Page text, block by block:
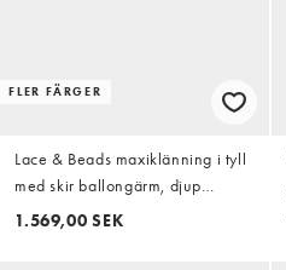
FLER FÄRGER
Lace & Beads maxiklänning i tyll
med skir ballongärm, djup
ringning och lager i svart prickigt
1.569,00 SEK